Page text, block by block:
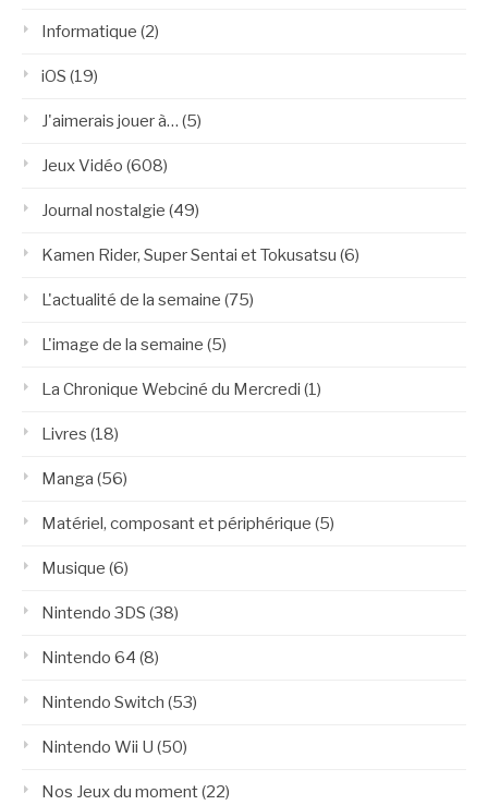
Informatique (2)
iOS (19)
J'aimerais jouer à… (5)
Jeux Vidéo (608)
Journal nostalgie (49)
Kamen Rider, Super Sentai et Tokusatsu (6)
L'actualité de la semaine (75)
L'image de la semaine (5)
La Chronique Webciné du Mercredi (1)
Livres (18)
Manga (56)
Matériel, composant et périphérique (5)
Musique (6)
Nintendo 3DS (38)
Nintendo 64 (8)
Nintendo Switch (53)
Nintendo Wii U (50)
Nos Jeux du moment(22)